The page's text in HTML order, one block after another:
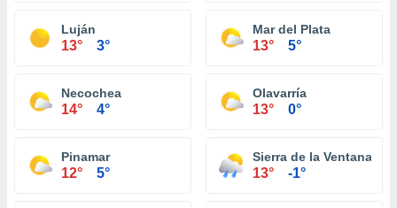
Luján
13° 3°
Mar del Plata
13° 5°
Necochea
14° 4°
Olavarría
13° 0°
Pinamar
12° 5°
Sierra de la Ventana
13° -1°